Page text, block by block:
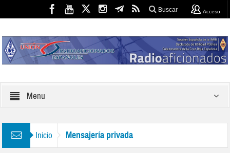
Buscar Acceso
Menu
Inicio Mensajería privada